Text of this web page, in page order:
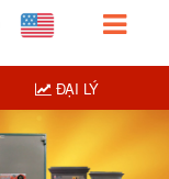
ĐẠI LÝ